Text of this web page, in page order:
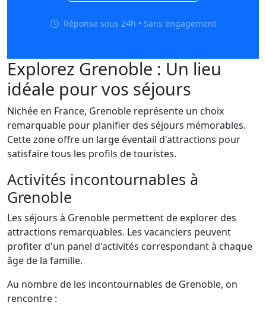
Réponse sous 24h • Sans engagement
Explorez Grenoble : Un lieu
idéale pour vos séjours
Nichée en France, Grenoble représente un choix
remarquable pour planifier des séjours mémorables.
Cette zone offre un large éventail d'attractions pour
satisfaire tous les profils de touristes.
Activités incontournables à
Grenoble
Les séjours à Grenoble permettent de explorer des
attractions remarquables. Les vacanciers peuvent
profiter d'un panel d'activités correspondant à chaque
âge de la famille.
Au nombre de les incontournables de Grenoble, on
rencontre :